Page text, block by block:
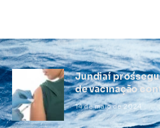
Jundiaí
de vacinação
14 de maio de 2024